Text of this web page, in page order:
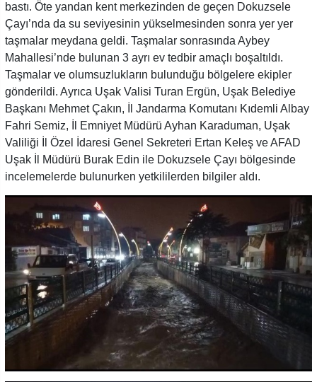
bastı. Öte yandan kent merkezinden de geçen Dokuzsele
Çayı’nda da su seviyesinin yükselmesinden sonra yer yer
taşmalar meydana geldi. Taşmalar sonrasında Aybey
Mahallesi’nde bulunan 3 ayrı ev tedbir amaçlı boşaltıldı.
Taşmalar ve olumsuzlukların bulunduğu bölgelere ekipler
gönderildi. Ayrıca Uşak Valisi Turan Ergün, Uşak Belediye
Başkanı Mehmet Çakın, İl Jandarma Komutanı Kıdemli Albay
Fahri Semiz, İl Emniyet Müdürü Ayhan Karaduman, Uşak
Valiliği İl Özel İdaresi Genel Sekreteri Ertan Keleş ve AFAD
Uşak İl Müdürü Burak Edin ile Dokuzsele Çayı bölgesinde
incelemelerde bulunurken yetkililerden bilgiler aldı.